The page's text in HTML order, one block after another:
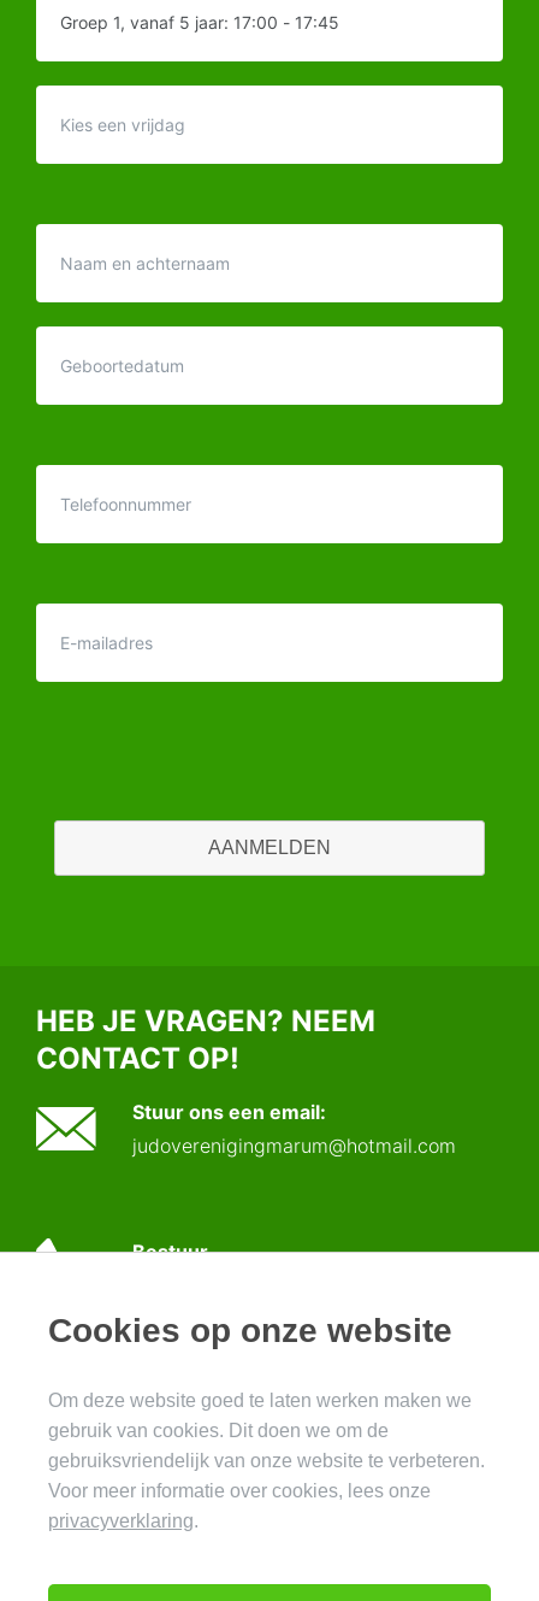
AANMELDEN
HEB JE VRAGEN? NEEM
CONTACT OP!
Stuur ons een email:
judoverenigingmarum@hotmail.com
Bestuur
Sporthal de Holten
Hoornweg 46, 9361 EH Marum
Cookies op onze website
Om deze website goed te laten werken maken we
gebruik van cookies. Dit doen we om de
gebruiksvriendelijk van onze website te verbeteren.
Voor meer informatie over cookies, lees onze
privacyverklaring.